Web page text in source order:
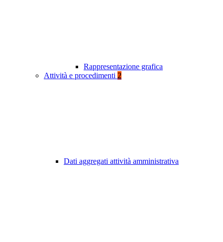
Rappresentazione grafica
Attività e procedimenti 2
Dati aggregati attività amministrativa